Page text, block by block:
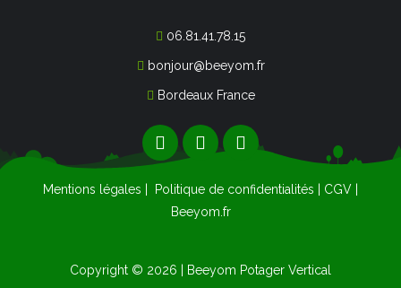
06.81.41.78.15
bonjour@beeyom.fr
Bordeaux France
Copyright © 2026 | Beeyom Potager Vertical
Mentions légales | Politique de confidentialités | CGV |
Beeyom.fr